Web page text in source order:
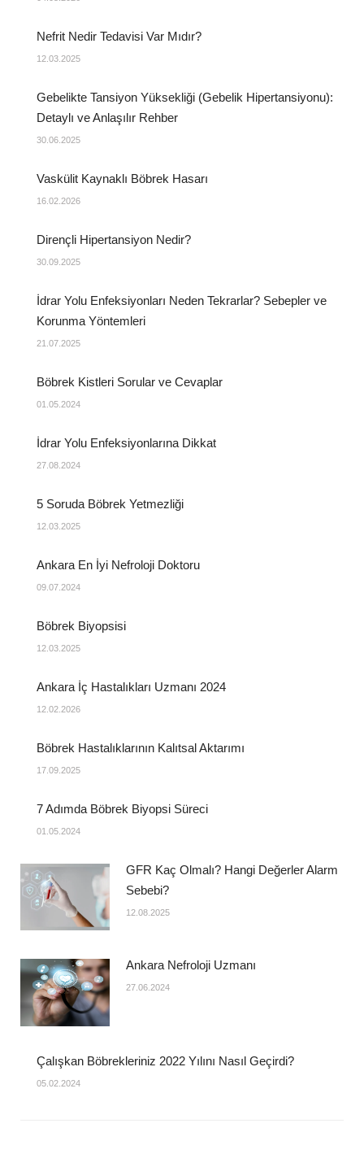
Nefrit Nedir Tedavisi Var Mıdır?
12.03.2025
Gebelikte Tansiyon Yüksekliği (Gebelik Hipertansiyonu):
Detaylı ve Anlaşılır Rehber
30.06.2025
Vaskülit Kaynaklı Böbrek Hasarı
16.02.2026
Dirençli Hipertansiyon Nedir?
30.09.2025
İdrar Yolu Enfeksiyonları Neden Tekrarlar? Sebepler ve
Korunma Yöntemleri
21.07.2025
Böbrek Kistleri Sorular ve Cevaplar
01.05.2024
İdrar Yolu Enfeksiyonlarına Dikkat
27.08.2024
5 Soruda Böbrek Yetmezliği
12.03.2025
Ankara En İyi Nefroloji Doktoru
09.07.2024
Böbrek Biyopsisi
12.03.2025
Ankara İç Hastalıkları Uzmanı 2024
12.02.2026
Böbrek Hastalıklarının Kalıtsal Aktarımı
17.09.2025
7 Adımda Böbrek Biyopsi Süreci
01.05.2024
GFR Kaç Olmalı? Hangi Değerler Alarm
Sebebi?
12.08.2025
Ankara Nefroloji Uzmanı
27.06.2024
Çalışkan Böbrekleriniz 2022 Yılını Nasıl Geçirdi?
05.02.2024